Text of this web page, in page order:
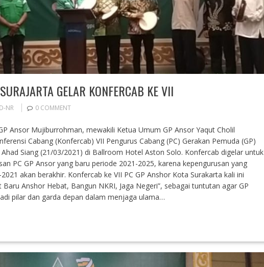
GELAR KONFERCAB KE VII
NR 0 COMMENT
Ansor Mujiburrohman, mewakili Ketua Umum GP Ansor Yaqut Cholil
Cabang (Konfercab) VII Pengurus Cabang (PC) Gerakan Pemuda (GP)
Siang (21/03/2021) di Ballroom Hotel Aston Solo. Konfercab digelar untuk
PC GP Ansor yang baru periode 2021-2025, karena kepengurusan yang
akan berakhir. Konfercab ke VII PC GP Anshor Kota Surakarta kali ini
Baru Anshor Hebat, Bangun NKRI, Jaga Negeri”, sebagai tuntutan agar GP
pilar dan garda depan dalam menjaga ulama…